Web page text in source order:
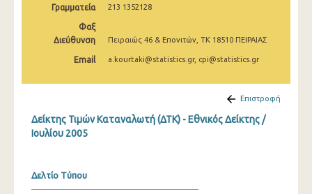
Μαΐου 2025
Απριλίου 2025
Ιανουαρίου 2025
Νοεμβρίου 2024
Γραμματεία 213 1352128
Φαξ
Διεύθυνση
Πειραιώς 46 & Επονιτών, ΤΚ 18510 ΠΕΙΡΑΙΑΣ
Email a.kourtaki@statistics.gr, cpi@statistics.gr
Επιστροφή
Δείκτης Τιμών Καταναλωτή (ΔΤΚ) - Εθνικός Δείκτης /
Ιουλίου 2005
Δελτίο Τύπου